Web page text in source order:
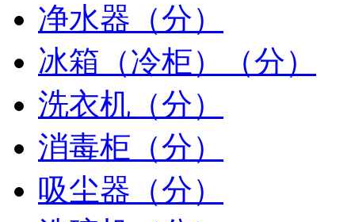
净水器（分）
冰箱（冷柜）（分）
洗衣机（分）
消毒柜（分）
吸尘器（分）